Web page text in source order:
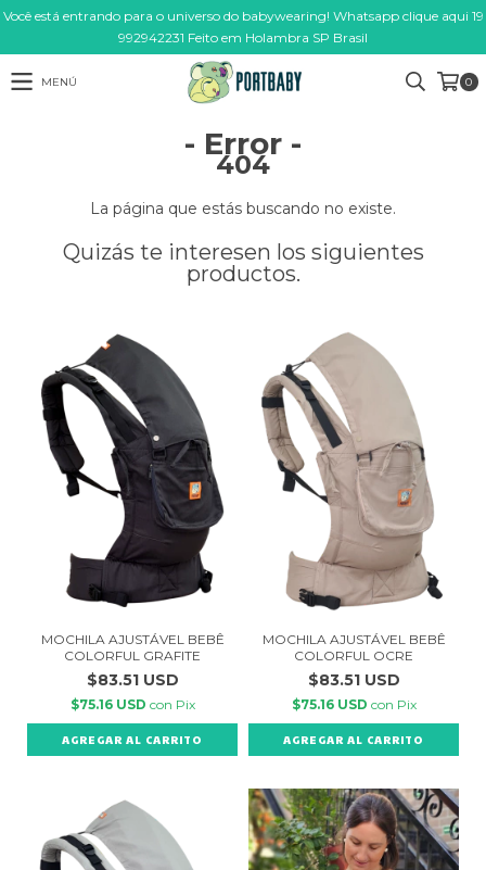
Você está entrando para o universo do babywearing! Whatsapp clique aqui 19
992942231 Feito em Holambra SP Brasil
MENÚ 0
- Error -
404
La página que estás buscando no existe.
Quizás te interesen los siguientes
productos.
MOCHILA AJUSTÁVEL BEBÊ
COLORFUL GRAFITE
$83.51 USD
$75.16 USD con Pix
MOCHILA AJUSTÁVEL BEBÊ
COLORFUL OCRE
$83.51 USD
$75.16 USD con Pix